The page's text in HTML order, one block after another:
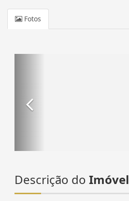
Fotos
Descrição do Imóvel